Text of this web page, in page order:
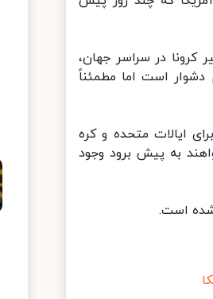
در سراسر جهان،
است اما مطمئناً
ایالات متحده و کره
به پیش برود وجود
است.